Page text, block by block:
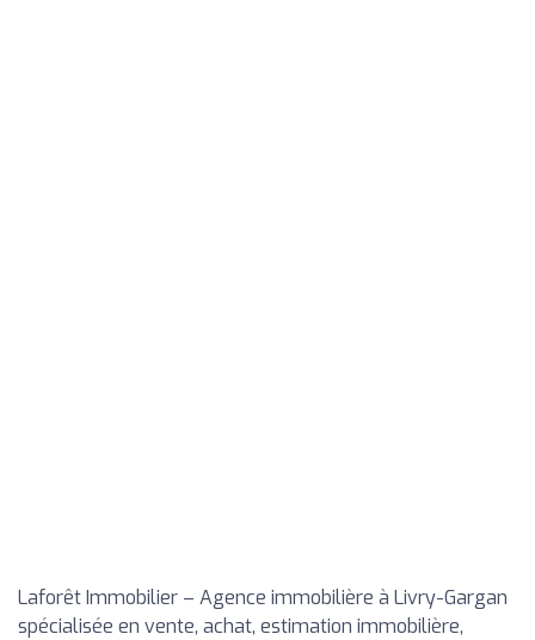
Laforêt Immobilier – Agence immobilière à Livry-Gargan
spécialisée en vente, achat, estimation immobilière,